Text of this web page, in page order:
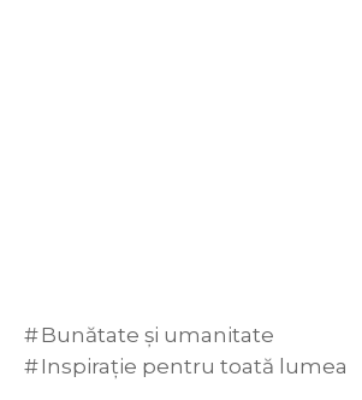
Bunătate și umanitate
Inspirație pentru toată lumea